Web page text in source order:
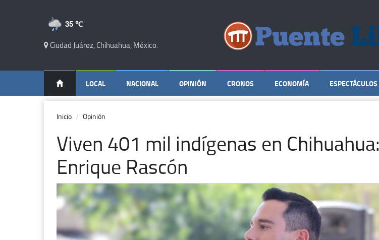
35 ℃
Ciudad Juárez, Chihuahua, México.
LOCAL NACIONAL OPINIÓN CRONOS ECONOMÍA ESPECTÁCULOS
Inicio Opinión
Viven 401 mil indígenas en Chihuahua:
Enrique Rascón